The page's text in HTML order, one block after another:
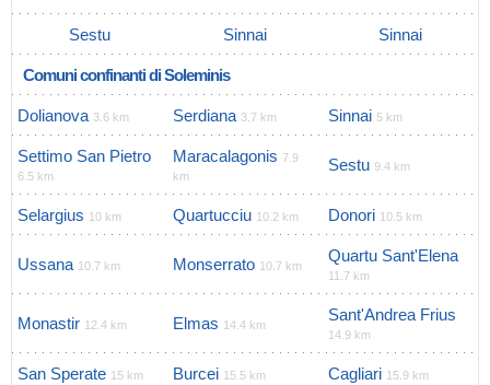
Sestu Sinnai Sinnai
Comuni confinanti di Soleminis
Dolianova 3.6 km Serdiana 3.7 km Sinnai 5 km
Settimo San Pietro
6.5 km
Maracalagonis 7.9
km
Sestu 9.4 km
Selargius 10 km Quartucciu 10.2 km Donori 10.5 km
Ussana 10.7 km Monserrato 10.7 km
Quartu Sant'Elena
11.7 km
Monastir 12.4 km Elmas 14.4 km
Sant'Andrea Frius
14.9 km
San Sperate 15 km Burcei 15.5 km Cagliari 15.9 km